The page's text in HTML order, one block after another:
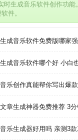
生成音乐软件创作功能
件。
成音乐软件免费版哪家
成音乐软件哪个好 小白
乐创作真能帮你写出爆
章生成神器免费推荐 3
乐生成器好用吗 亲测3